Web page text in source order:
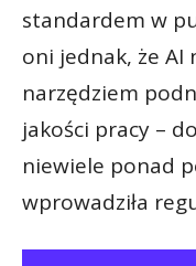
standardem w
oni jednak, że AI
narzędziem
jakości pracy –
niewiele ponad
wprowadziła